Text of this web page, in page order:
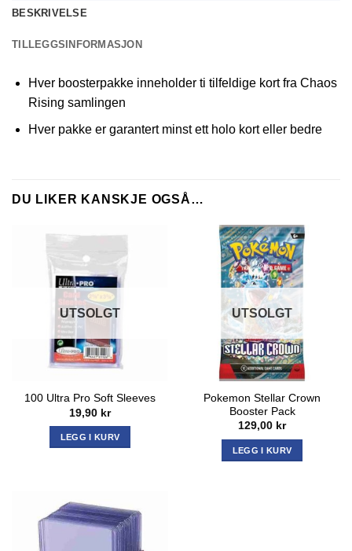
BESKRIVELSE
TILLEGGSINFORMASJON
Hver boosterpakke inneholder ti tilfeldige kort fra Chaos
Rising samlingen
Hver pakke er garantert minst ett holo kort eller bedre
DU LIKER KANSKJE OGSÅ…
UTSOLGT
100 Ultra Pro Soft Sleeves
19,90 kr
LEGG I KURV
UTSOLGT
Pokemon Stellar Crown
Booster Pack
129,00 kr
LEGG I KURV